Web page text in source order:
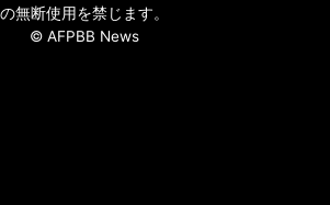
の無断使用を禁じます。
© AFPBB News